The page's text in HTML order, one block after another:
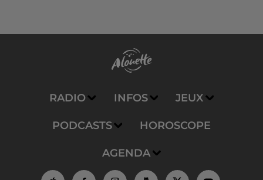
RADIO INFOS JEUX
PODCASTS HOROSCOPE
AGENDA